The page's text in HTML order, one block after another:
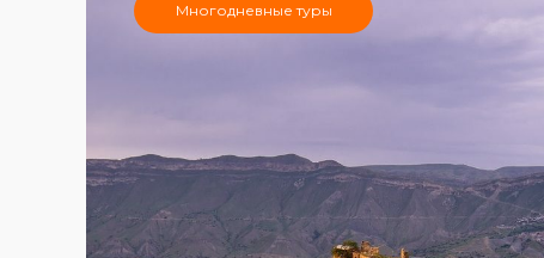
Многодневные туры